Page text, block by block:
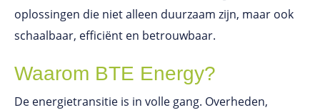
oplossingen die niet alleen duurzaam zijn, maar ook
schaalbaar, efficiënt en betrouwbaar.
Waarom BTE Energy?
De energietransitie is in volle gang. Overheden,